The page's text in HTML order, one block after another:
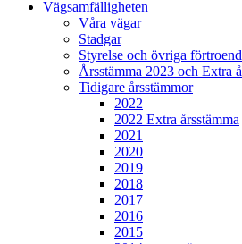
Vägsamfälligheten
Våra vägar
Stadgar
Styrelse och övriga
Årsstämma 2023 och Extra
Tidigare årsstämmor
2022
2022 Extra årsstämma
2021
2020
2019
2018
2017
2016
2015